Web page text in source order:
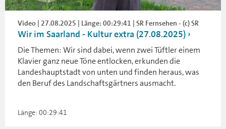
Video | 27.08.2025 | Länge: 00:29:41 | SR Fernsehen - (c) SR
Wir im Saarland - Kultur extra (27.08.2025)
Die Themen: Wir sind dabei, wenn zwei Tüftler einem
Klavier ganz neue Töne entlocken, erkunden die
Landeshauptstadt von unten und finden heraus, was
den Beruf des Landschaftsgärtners ausmacht.
Länge: 00:29:41